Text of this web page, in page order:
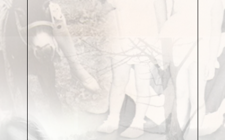
Где-то по пути мы подобрали деревенскую старосту
– крепкую женщину неопределяемого возраста. Она
выдала нам конверты с открытками, дальше ехали
молча.
Когда вошли в дом – ударил запах… нет, не тлена.
Какой-то прошлой жизни. Идеально чистый дом,
бабушка сама вышла встречать нас. Такая, согнутая
пополам, абсолютно хрестоматийная – из русских
сказок. Еле говорит, бледная, чувство, что к ней
уже приходила смерть, но сказала что-то вроде: «Да
ох..еть, давай, досаживай свою рассаду, попозже
зайду».